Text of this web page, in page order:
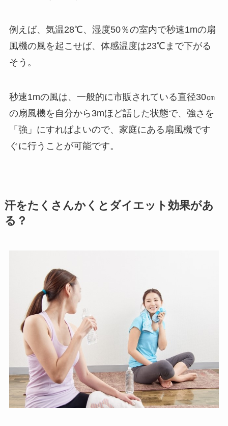
例えば、気温28℃、湿度50％の室内で秒速1mの扇
風機の風を起こせば、体感温度は23℃まで下がる
そう。
秒速1mの風は、一般的に市販されている直径30㎝
の扇風機を自分から3mほど話した状態で、強さを
「強」にすればよいので、家庭にある扇風機です
ぐに行うことが可能です。
汗をたくさんかくとダイエット効果があ
る？